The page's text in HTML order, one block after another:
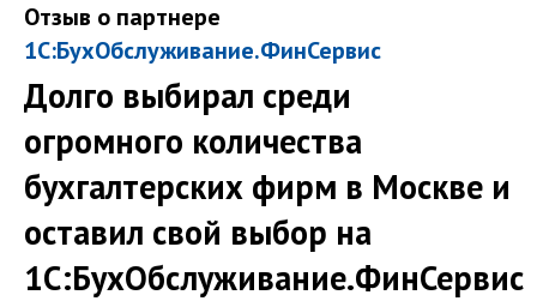
Отзыв о партнере
1С:БухОбслуживание.ФинСервис
Долго выбирал среди
огромного количества
бухгалтерских фирм в Москве и
оставил свой выбор на
1С:БухОбслуживание.ФинСервис